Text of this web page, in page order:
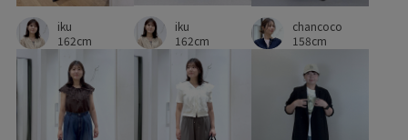
見た目以上の収納 軽快 都会的
iku
162cm
iku
162cm
chancoco
158cm